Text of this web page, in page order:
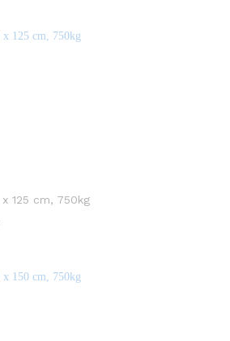
125 cm, 750kg